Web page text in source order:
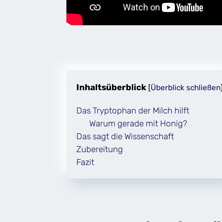
Inhaltsüberblick [Überblick schließen
Das Tryptophan der Milch hilft
Warum gerade mit Honig?
Das sagt die Wissenschaft
Zubereitung
Fazit